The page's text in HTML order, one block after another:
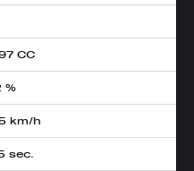
CC
%
km/h
sec.